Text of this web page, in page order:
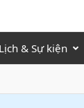
Lịch & Sự kiện